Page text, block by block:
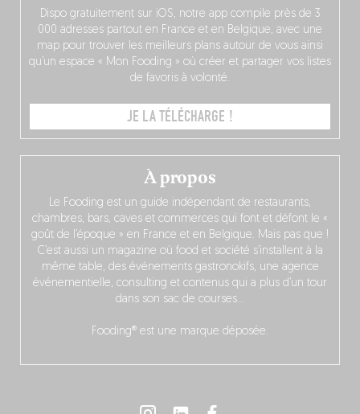
À propos
Le Fooding est un guide indépendant de restaurants,
chambres, bars, caves et commerces qui font et défont le «
goût de l’époque » en France et en Belgique. Mais pas que !
C’est aussi un magazine où food et société s’installent à la
même table, des événements gastronokifs, une agence
événementielle, consulting et contenus qui a plus d’un tour
dans son sac de courses…
Fooding® est une marque déposée.
Dispo gratuitement sur iOS, notre app compile près de 3
000 adresses partout en France et en Belgique, avec une
map pour trouver les meilleurs plans autour de vous ainsi
qu’un espace « Mon Fooding » où créer et partager vos listes
de favoris à volonté.
JE LA TÉLÉCHARGE !